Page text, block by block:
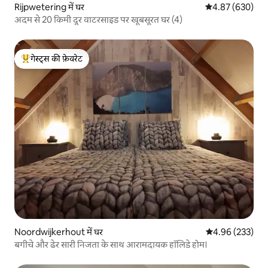
Rijpwetering में घर औसत रेटिंग 5 में से
4.87 (630)
अदम से 20 किमी दूर वाटरसाइड पर खूबसूरत घर (4)
गेस्ट्स का टॉप फ़ेवरेट
गेस्ट्स की फ़ेवरेट
Noordwijkerhout में घर औसत रेटिंग 5 में से
4.96 (233)
बगीचे और ढेर सारी निजता के साथ आरामदायक हॉलिडे होम।